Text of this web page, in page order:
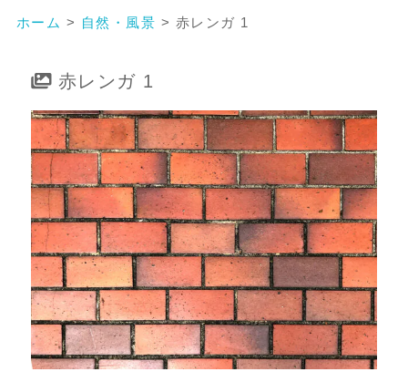
ホーム > 自然・風景 > 赤レンガ 1
赤レンガ 1